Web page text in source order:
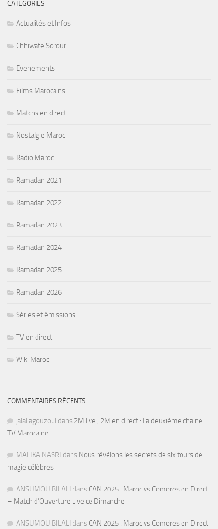
CATÉGORIES
Actualités et Infos
Chhiwate Sorour
Evenements
Films Marocains
Matchs en direct
Nostalgie Maroc
Radio Maroc
Ramadan 2021
Ramadan 2022
Ramadan 2023
Ramadan 2024
Ramadan 2025
Ramadan 2026
Séries et émissions
TV en direct
Wiki Maroc
COMMENTAIRES RÉCENTS
jalal agouzoul dans 2M live , 2M en direct : La deuxième chaine
TV Marocaine
MALIKA NASRI dans Nous révélons les secrets de six tours de
magie célèbres
ANSUMOU BILALI dans CAN 2025 : Maroc vs Comores en Direct
– Match d’Ouverture Live ce Dimanche
ANSUMOU BILALI dans CAN 2025 : Maroc vs Comores en Direct